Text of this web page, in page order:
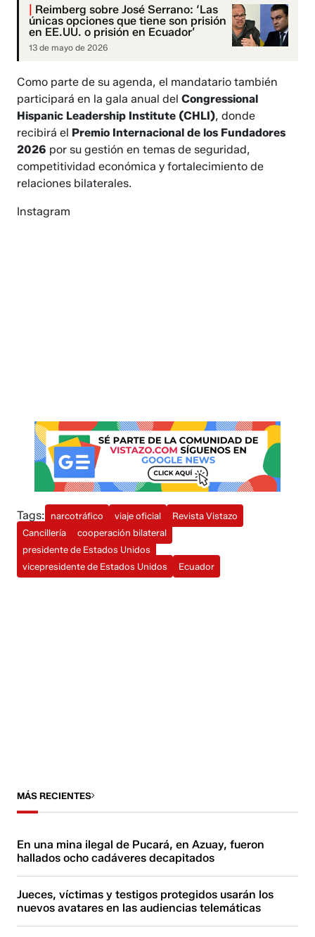
Reimberg sobre José Serrano: ‘Las
únicas opciones que tiene son prisión
en EE.UU. o prisión en Ecuador’
13 de mayo de 2026
Como parte de su agenda, el mandatario también
participará en la gala anual delCongressional
Hispanic Leadership Institute (CHLI), donde
recibirá el Premio Internacional de los Fundadores
2026 por su gestión en temas de seguridad,
competitividad económica y fortalecimiento de
relaciones bilaterales.
Instagram
Tags: narcotráfico viaje oficial
Revista Vistazo
Cancillería
cooperación bilateral
presidente de Estados Unidos
vicepresidente de Estados Unidos
Ecuador
MÁS RECIENTES
En una mina ilegal de Pucará, en Azuay, fueron
hallados ocho cadáveres decapitados
Jueces, víctimas y testigos protegidos usarán los
nuevos avatares en las audiencias telemáticas